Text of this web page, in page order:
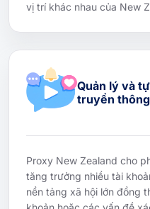
vị trí khác nhau của New
Quản lý và
truyền
Proxy New Zealand cho
tăng trưởng nhiều tài
nền tảng xã hội lớn đồng